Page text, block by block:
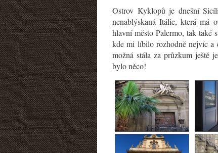
Ostrov Kyklopů je dnešní
nenablýskaná Itálie, která má
hlavní město Palermo, tak také
kde mi líbilo rozhodně nejvíc
možná stála za průzkum ještě
bylo něco!